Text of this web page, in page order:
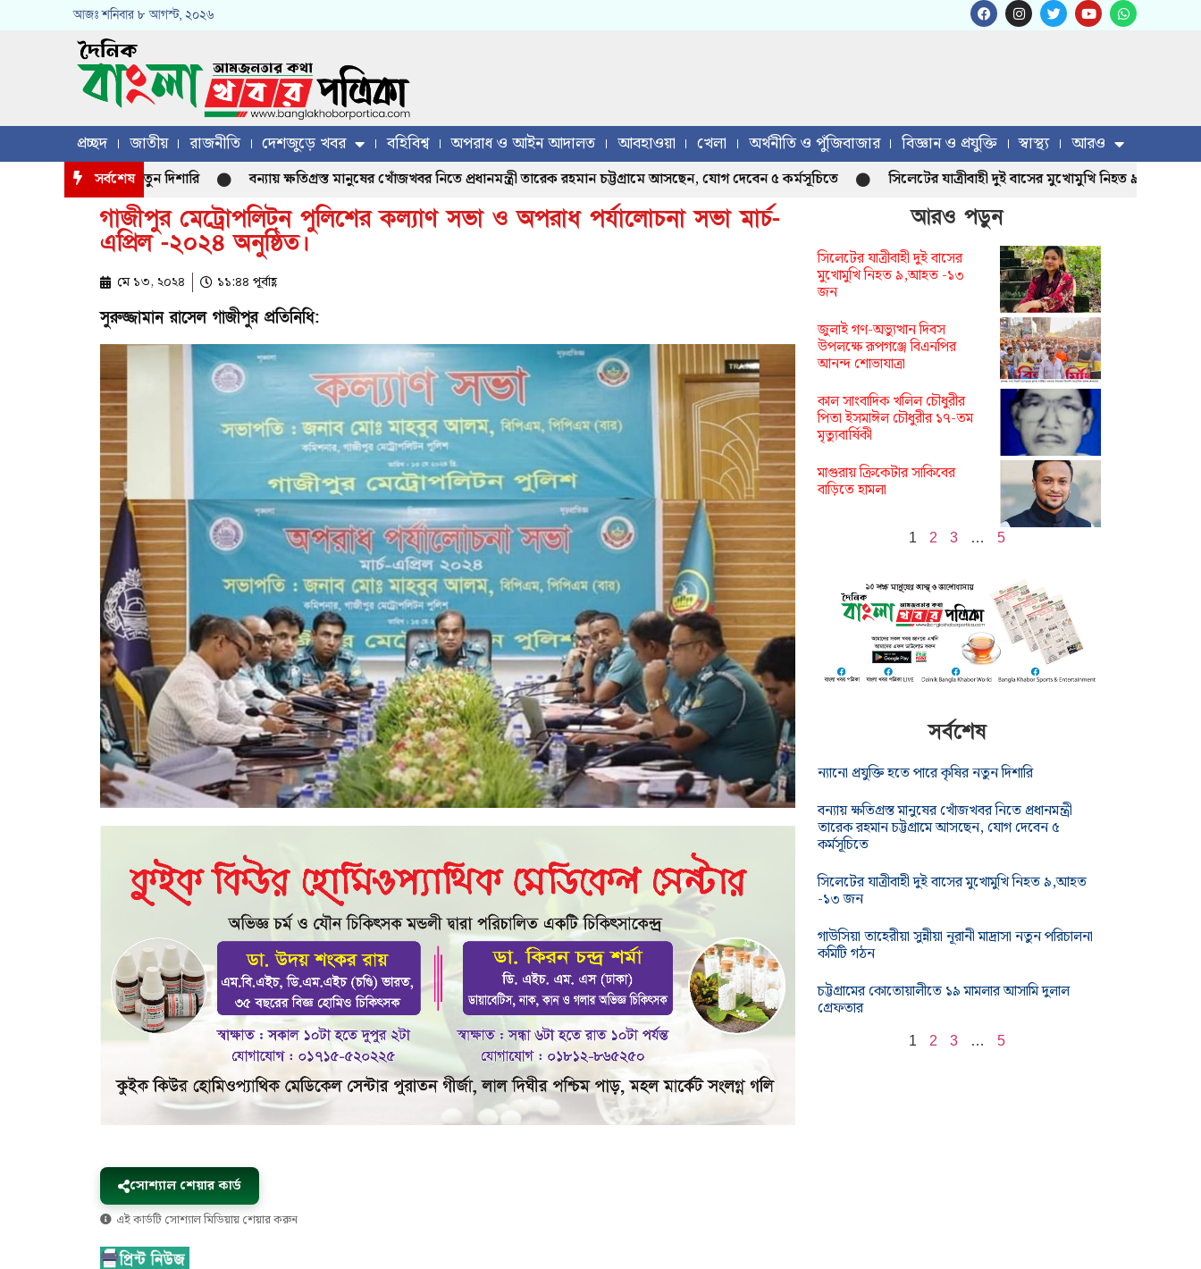
আজঃশনিবার ৮ আগস্ট, ২০২৬
প্রচ্ছদ জাতীয় রাজনীতি দেশজুড়ে খবর বহিবিশ্ব অপরাধ ও আইন আদালত আবহাওয়া খেলা অর্থনীতি ও পুঁজিবাজার বিজ্ঞান ও প্রযুক্তি স্বাস্থ্য আরও
সর্বশেষ
হতে পারে কৃষির নতুন দিশারি বন্যায় ক্ষতিগ্রস্ত মানুষের খোঁজখবর নিতে প্রধানমন্ত্রী তারেক রহমান চট্টগ্রামে আসছেন, যোগ দেবেন ৫ কর্মসূচিতে সিলেটের যাত্রীবাহী দুই বাসের মুখোমুখি নিহত ৯,আহত -১৩ জন
গাজীপুর মেট্রোপলিটন পুলিশের কল্যাণ সভা ও অপরাধ পর্যালোচনা সভা মার্চ-
এপ্রিল -২০২৪ অনুষ্ঠিত।
মে ১৩, ২০২৪ ১১:৪৪ পূর্বাহ্ণ
সুরুজ্জামান রাসেল গাজীপুর প্রতিনিধি:
সোশ্যাল শেয়ার কার্ড
এই কার্ডটি সোশ্যাল মিডিয়ায় শেয়ার করুন
আরও পড়ুন
সিলেটের যাত্রীবাহী দুই বাসের
মুখোমুখি নিহত ৯,আহত -১৩
জন
জুলাই গণ-অভ্যুত্থান দিবস
উপলক্ষে রূপগঞ্জে বিএনপির
আনন্দ শোভাযাত্রা
কাল সাংবাদিক খলিল চৌধুরীর
পিতা ইসমাঈল চৌধুরীর ১৭-তম
মৃত্যুবার্ষিকী
মাগুরায় ক্রিকেটার সাকিবের
বাড়িতে হামলা
1 2 3 … 5
সর্বশেষ
ন্যানো প্রযুক্তি হতে পারে কৃষির নতুন দিশারি
বন্যায় ক্ষতিগ্রস্ত মানুষের খোঁজখবর নিতে প্রধানমন্ত্রী
তারেক রহমান চট্টগ্রামে আসছেন, যোগ দেবেন ৫
কর্মসূচিতে
সিলেটের যাত্রীবাহী দুই বাসের মুখোমুখি নিহত ৯,আহত
-১৩ জন
গাউসিয়া তাহেরীয়া সুন্নীয়া নূরানী মাদ্রাসা নতুন পরিচালনা
কমিটি গঠন
চট্টগ্রামের কোতোয়ালীতে ১৯ মামলার আসামি দুলাল
গ্রেফতার
1 2 3 … 5